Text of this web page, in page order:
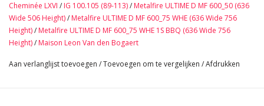
146 cm Buitenbreedte 57,48 Inch
110 cm Buitenhoogte 43,31 Inch
102 cm Binnenbreedte 40,15 Inch
37 cm Diepte Tablet 14,57 Inch
Cheminée LXVI / IG 100.105 (89-113)/ Metalfire ULTIME D MF 600_50 (636
Wide 506 Height)/ Metalfire ULTIME D MF 600_75 WHE (636 Wide 756
Height)/ Metalfire ULTIME D MF 600_75 WHE 1S BBQ (636 Wide 756
Height)/ Maison Leon Van den Bogaert
Aan verlanglijst toevoegen /Toevoegen om te vergelijken /Afdrukken